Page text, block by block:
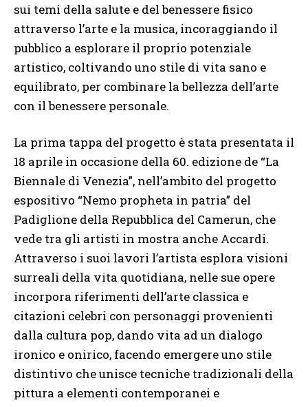
sui temi della salute e del benessere fisico
attraverso l’arte e la musica, incoraggiando il
pubblico a esplorare il proprio potenziale
artistico, coltivando uno stile di vita sano e
equilibrato, per combinare la bellezza dell’arte
con il benessere personale.
La prima tappa del progetto è stata presentata il
18 aprile in occasione della 60. edizione de “La
Biennale di Venezia”, nell’ambito del progetto
espositivo “Nemo propheta in patria” del
Padiglione della Repubblica del Camerun, che
vede tra gli artisti in mostra anche Accardi.
Attraverso i suoi lavori l’artista esplora visioni
surreali della vita quotidiana, nelle sue opere
incorpora riferimenti dell’arte classica e
citazioni celebri con personaggi provenienti
dalla cultura pop, dando vita ad un dialogo
ironico e onirico, facendo emergere uno stile
distintivo che unisce tecniche tradizionali della
pittura a elementi contemporanei e